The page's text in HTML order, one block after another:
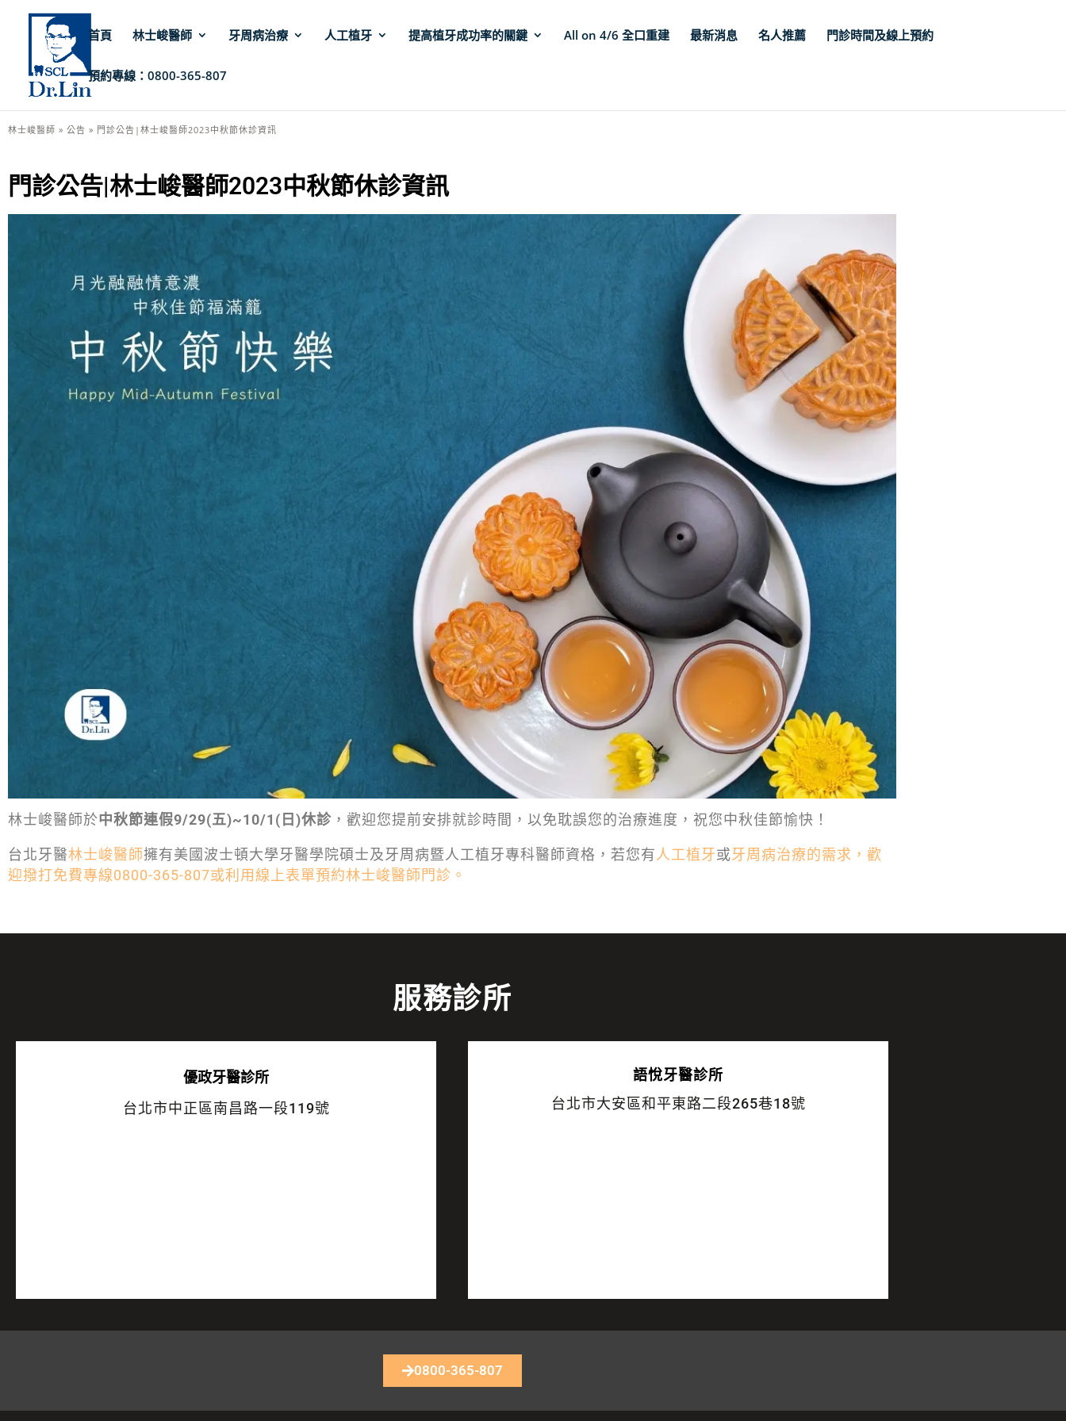
首頁 林士峻醫師 牙周病治療 人工植牙 提高植牙成功率的關鍵 All on 4/6 全口重建 最新消息 名人推薦 門診時間及線上預約
預約專線：0800-365-807
林士峻醫師 » 公告 » 門診公告|林士峻醫師2023中秋節休診資訊
門診公告|林士峻醫師2023中秋節休診資訊
林士峻醫師於中秋節連假9/29(五)~10/1(日)休診 ，歡迎您提前安排就診時間，以免耽誤您的治療進度，祝您中秋佳節愉快！
台北牙醫林士峻醫師擁有美國波士頓大學牙醫學院碩士及牙周病暨人工植牙專科醫師資格，若您有人工植牙或牙周病治療的需求，歡
迎撥打免費專線0800-365-807或利用線上表單預約林士峻醫師門診。
服務診所
優政牙醫診所
台北市中正區南昌路一段119號
語悅牙醫診所
台北市大安區和平東路二段265巷18號
0800-365-807